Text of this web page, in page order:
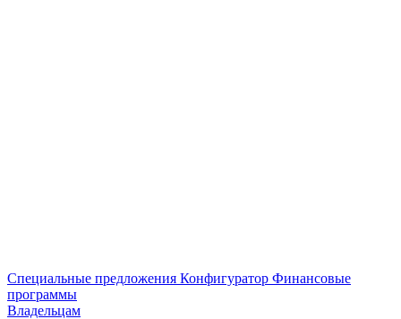
Специальные предложения Конфигуратор Финансовые
программы
Владельцам